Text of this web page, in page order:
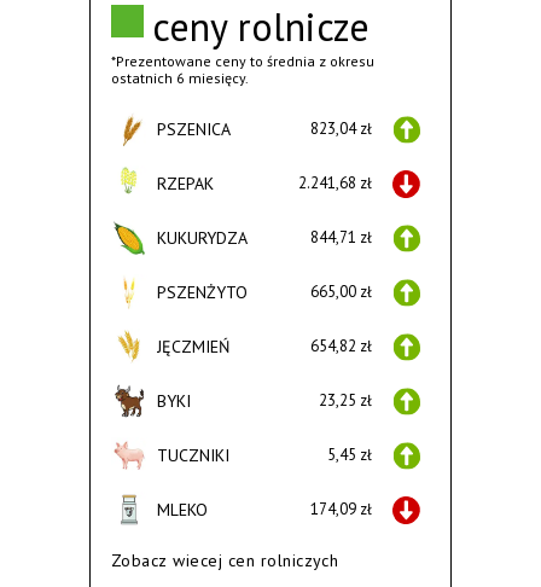
ceny rolnicze
*Prezentowane ceny to średnia z okresu
ostatnich 6 miesięcy.
PSZENICA 823,04 zł
RZEPAK 2.241,68 zł
KUKURYDZA 844,71 zł
PSZENŻYTO 665,00 zł
JĘCZMIEŃ 654,82 zł
BYKI 23,25 zł
TUCZNIKI 5,45 zł
MLEKO 174,09 zł
Zobacz wiecej cen rolniczych